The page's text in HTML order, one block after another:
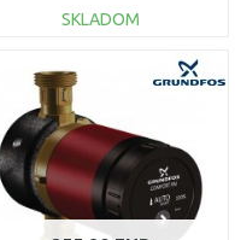
SKLADOM
DO KOŠÍKA
Porovnať